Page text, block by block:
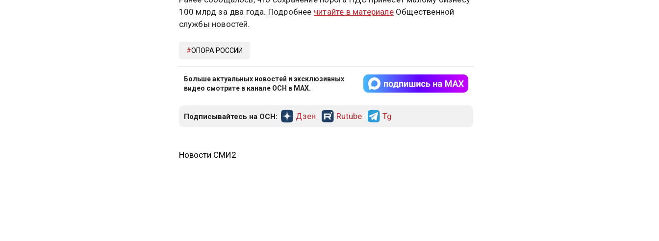
100 млрд за два года. Подробнее читайте в материалеОбщественной
службы новостей.
ОПОРА РОССИИ
Больше актуальных новостей и эксклюзивных
видео смотрите в канале ОСН в MAX.
Подписывайтесь на ОСН: Дзен Rutube Tg
Новости СМИ2